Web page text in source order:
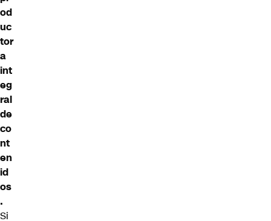
od
uc
tor
a
int
eg
ral
de
co
nt
en
id
os
.
Si